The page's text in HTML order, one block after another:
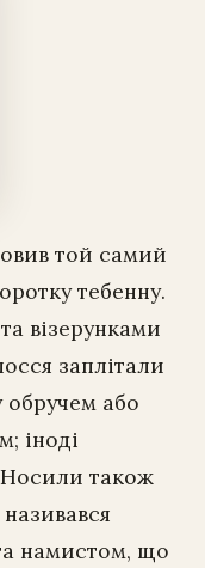
той самий
тебенну.
візерунками
заплітали
або
іноді
також
намистом, що